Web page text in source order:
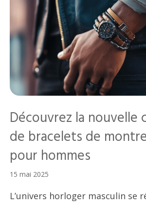
Découvrez la nouvelle
de bracelets de
pour hommes
15 mai 2025
L’univers horloger masculin se